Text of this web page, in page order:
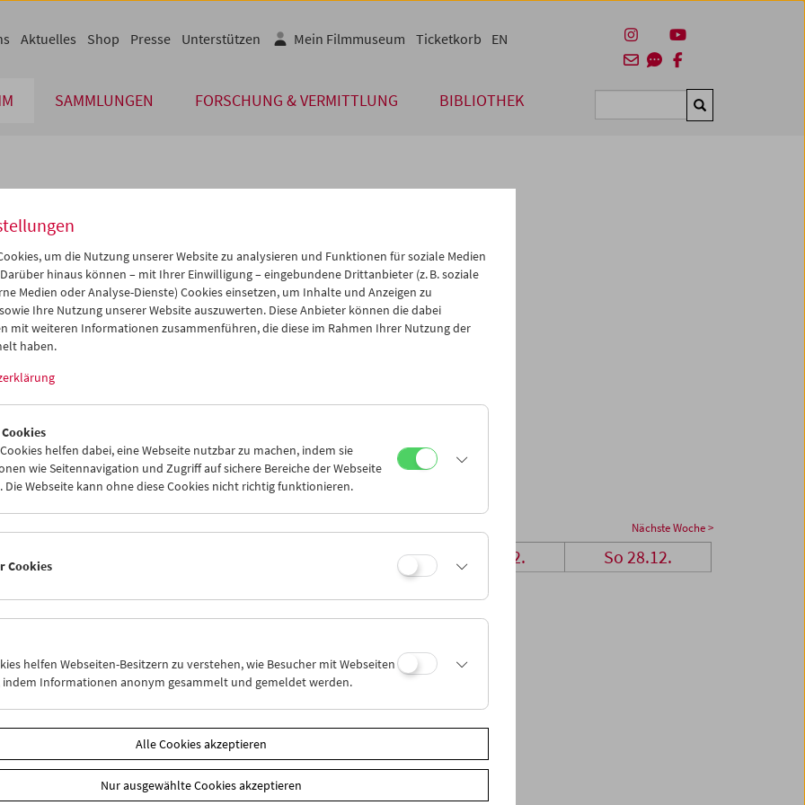
SAMMLUNGEN FORSCHUNG & VERMITTLUNG BIBLIOTHEK Suchen
Aktuelles Shop Presse Unterstützen Mein Filmmuseum Ticketkorb EN
Dez 2014 >>
Mi Do Fr Sa So
03 04 05 06
07
10 11 12 13
14
17 18
24 25
07
iCalender
Programmheft-PDF
English language or subtitles
Nächste Woche >
Mi 24.12. Sa 27.12. So 28.12.
um die Nutzung unserer Website zu analysieren und Funktionen für soziale Medien
hinaus können – mit Ihrer Einwilligung – eingebundene Drittanbieter (z. B. soziale
Medien oder Analyse-Dienste) Cookies einsetzen, um Inhalte und Anzeigen zu
Ihre Nutzung unserer Website auszuwerten. Diese Anbieter können die dabei
mit weiteren Informationen zusammenführen, die diese im Rahmen Ihrer Nutzung der
haben.
helfen dabei, eine Webseite nutzbar zu machen, indem sie
wie Seitennavigation und Zugriff auf sichere Bereiche der Webseite
Die Webseite kann ohne diese Cookies nicht richtig funktionieren.
Cookies
helfen Webseiten-Besitzern zu verstehen, wie Besucher mit Webseiten
indem Informationen anonym gesammelt und gemeldet werden.
Alle Cookies akzeptieren
Nur ausgewählte Cookies akzeptieren